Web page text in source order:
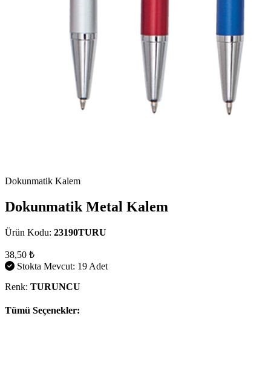
Dokunmatik Kalem
Dokunmatik Metal Kalem
Ürün Kodu: 23190TURU
38,50 ₺
Stokta Mevcut: 19 Adet
Renk: TURUNCU
Tümü Seçenekler: